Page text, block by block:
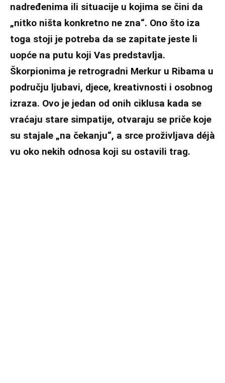
nadređenima ili situacije u kojima se čini da
„nitko ništa konkretno ne zna“. Ono što iza
toga stoji je potreba da se zapitate jeste li
uopće na putu koji Vas predstavlja.
Škorpionima je retrogradni Merkur u Ribama u
području ljubavi, djece, kreativnosti i osobnog
izraza. Ovo je jedan od onih ciklusa kada se
vraćaju stare simpatije, otvaraju se priče koje
su stajale „na čekanju“, a srce proživljava déjà
vu oko nekih odnosa koji su ostavili trag.